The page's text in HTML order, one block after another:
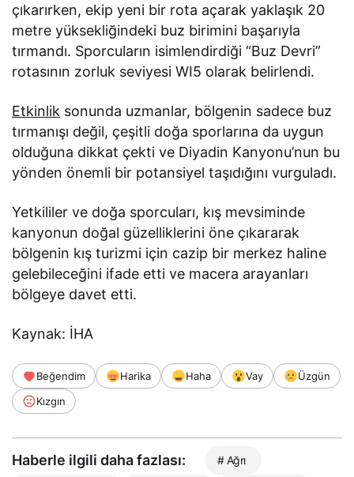
çıkarırken, ekip yeni bir rota açarak yaklaşık 20
metre yüksekliğindeki buz birimini başarıyla
tırmandı. Sporcuların isimlendirdiği “Buz Devri”
rotasının zorluk seviyesi WI5 olarak belirlendi.
Etkinlik sonunda uzmanlar, bölgenin sadece buz
tırmanışı değil, çeşitli doğa sporlarına da uygun
olduğuna dikkat çekti ve Diyadin Kanyonu’nun bu
yönden önemli bir potansiyel taşıdığını vurguladı.
Yetkililer ve doğa sporcuları, kış mevsiminde
kanyonun doğal güzelliklerini öne çıkararak
bölgenin kış turizmi için cazip bir merkez haline
gelebileceğini ifade etti ve macera arayanları
bölgeye davet etti.
Kaynak: İHA
Beğendim Harika Haha Vay
Üzgün
Kızgın
Haberle ilgili daha fazlası: # Ağrı